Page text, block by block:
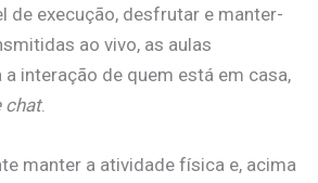
de execução, desfrutar e manter-
ao vivo, as aulas
interação de quem está em casa,
chat.
manter a atividade física e, acima